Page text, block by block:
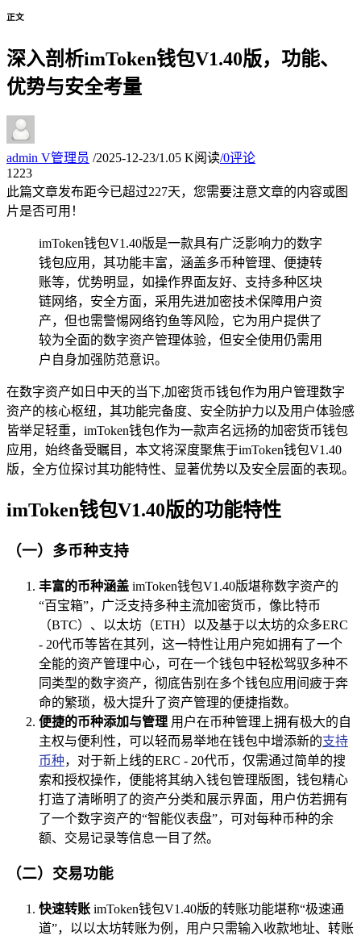
正文
深入剖析imToken钱包V1.40版，功能、
优势与安全考量
admin V管理员 /2025-12-23/1.05 K阅读/0评论
1223
此篇文章发布距今已超过227天，您需要注意文章的内容或图
片是否可用！
imToken钱包V1.40版是一款具有广泛影响力的数字
钱包应用，其功能丰富，涵盖多币种管理、便捷转
账等，优势明显，如操作界面友好、支持多种区块
链网络，安全方面，采用先进加密技术保障用户资
产，但也需警惕网络钓鱼等风险，它为用户提供了
较为全面的数字资产管理体验，但安全使用仍需用
户自身加强防范意识。
在数字资产如日中天的当下,加密货币钱包作为用户管理数字
资产的核心枢纽，其功能完备度、安全防护力以及用户体验感
皆举足轻重，imToken钱包作为一款声名远扬的加密货币钱包
应用，始终备受瞩目，本文将深度聚焦于imToken钱包V1.40
版，全方位探讨其功能特性、显著优势以及安全层面的表现。
imToken钱包V1.40版的功能特性
（一）多币种支持
丰富的币种涵盖 imToken钱包V1.40版堪称数字资产的
“百宝箱”，广泛支持多种主流加密货币，像比特币
（BTC）、以太坊（ETH）以及基于以太坊的众多ERC
- 20代币等皆在其列，这一特性让用户宛如拥有了一个
全能的资产管理中心，可在一个钱包中轻松驾驭多种不
同类型的数字资产，彻底告别在多个钱包应用间疲于奔
命的繁琐，极大提升了资产管理的便捷指数。
便捷的币种添加与管理 用户在币种管理上拥有极大的自
主权与便利性，可以轻而易举地在钱包中增添新的支持
币种，对于新上线的ERC - 20代币，仅需通过简单的搜
索和授权操作，便能将其纳入钱包管理版图，钱包精心
打造了清晰明了的资产分类和展示界面，用户仿若拥有
了一个数字资产的“智能仪表盘”，可对每种币种的余
额、交易记录等信息一目了然。
（二）交易功能
快速转账 imToken钱包V1.40版的转账功能堪称“极速通
道”，以以太坊转账为例，用户只需输入收款地址、转账